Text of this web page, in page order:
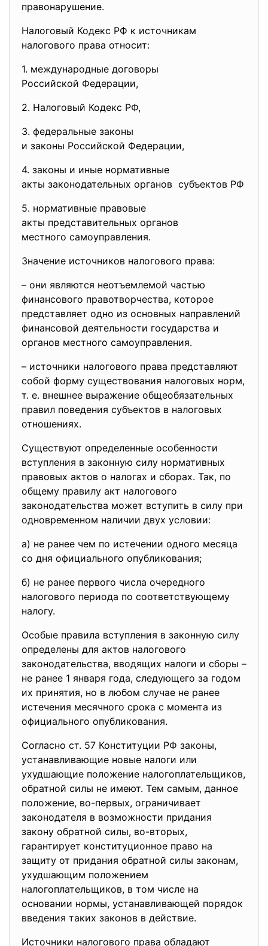
правонарушение.
Налоговый Кодекс РФ к источникам
налогового права относит:
1. международные договоры
Российской Федерации,
2. Налоговый Кодекс РФ,
3. федеральные законы
и законы Российской Федерации,
4. законы и иные нормативные
акты законодательных органов субъектов РФ
5. нормативные правовые
акты представительных органов
местного самоуправления.
Значение источников налогового права:
– они являются неотъемлемой частью
финансового правотворчества, которое
представляет одно из основных направлений
финансовой деятельности государства и
органов местного самоуправления.
– источники налогового права представляют
собой форму существования налоговых норм,
т. е. внешнее выражение общеобязательных
правил поведения субъектов в налоговых
отношениях.
Существуют определенные особенности
вступления в законную силу нормативных
правовых актов о налогах и сборах. Так, по
общему правилу акт налогового
законодательства может вступить в силу при
одновременном наличии двух условии:
а) не ранее чем по истечении одного месяца
со дня официального опубликования;
б) не ранее первого числа очередного
налогового периода по соответствующему
налогу.
Особые правила вступления в законную силу
определены для актов налогового
законодательства, вводящих налоги и сборы –
не ранее 1 января года, следующего за годом
их принятия, но в любом случае не ранее
истечения месячного срока с момента из
официального опубликования.
Согласно ст. 57 Конституции РФ законы,
устанавливающие новые налоги или
ухудшающие положение налогоплательщиков,
обратной силы не имеют. Тем самым, данное
положение, во-первых, ограничивает
законодателя в возможности придания
закону обратной силы, во-вторых,
гарантирует конституционное право на
защиту от придания обратной силы законам,
ухудшающим положением
налогоплательщиков, в том числе на
основании нормы, устанавливающей порядок
введения таких законов в действие.
Источники налогового права обладают